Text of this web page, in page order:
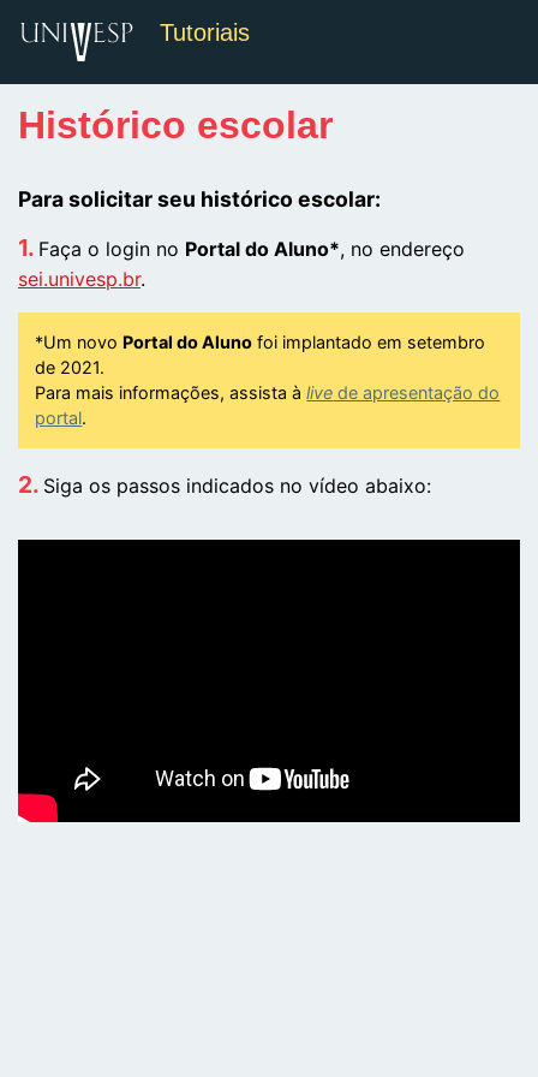
Tutoriais
Histórico escolar
Para solicitar seu histórico escolar:
Faça o login no Portal do Aluno*, no endereço
sei.univesp.br.
*Um novo Portal do Aluno foi implantado em setembro
de 2021.
Para mais informações, assista àlive de apresentação do
portal.
Siga os passos indicados no vídeo abaixo: